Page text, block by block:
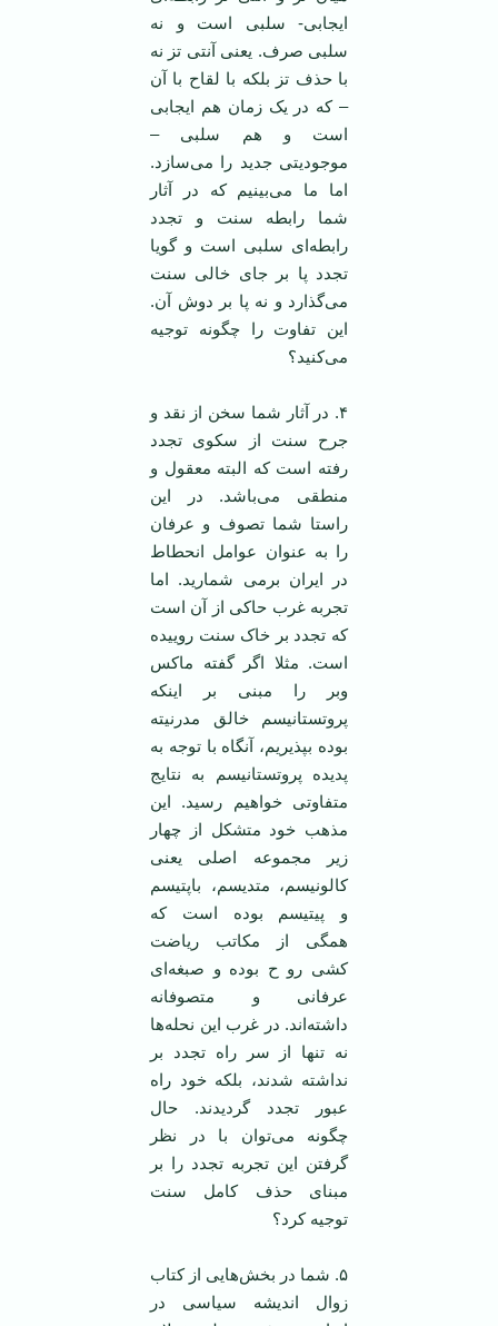
ایجابی- سلبی است و نه
سلبی صرف. یعنی آنتی تز نه
با حذف تز بلکه با لقاح با آن
– که در یک زمان هم ایجابی
است و هم سلبی –
موجودیتی جدید را می‌سازد.
اما ما می‌بینیم که در آثار
شما رابطه سنت و تجدد
رابطه‌ای سلبی است و گویا
تجدد پا بر جای خالی سنت
می‌گذارد و نه پا بر دوش آن.
این تفاوت را چگونه توجیه
می‌کنید؟
۴. در آثار شما سخن از نقد و
جرح سنت از سکوی تجدد
رفته است که البته معقول و
منطقی می‌باشد. در این
راستا شما تصوف و عرفان
را به عنوان عوامل انحطاط
در ایران برمی شمارید. اما
تجربه غرب حاکی از آن است
که تجدد بر خاک سنت روییده
است. مثلا اگر گفته ماکس
وبر را مبنی بر اینکه
پروتستانیسم خالق مدرنیته
بوده بپذیریم، آنگاه با توجه به
پدیده پروتستانیسم به نتایج
متفاوتی خواهیم رسید. این
مذهب خود متشکل از چهار
زیر مجموعه اصلی یعنی
کالونیسم، متدیسم، باپتیسم
و پیتیسم بوده است که
همگی از مکاتب ریاضت
کشی رو ح بوده و صبغه‌ای
عرفانی و متصوفانه
داشته‌اند. در غرب این نحله‌ها
نه تنها از سر راه تجدد بر
نداشته شدند، بلکه خود راه
عبور تجدد گردیدند. حال
چگونه می‌توان با در نظر
گرفتن این تجربه تجدد را بر
مبنای حذف کامل سنت
توجیه کرد؟
۵. شما در بخش‌هایی از کتاب
زوال اندیشه سیاسی در